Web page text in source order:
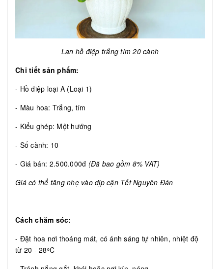
Lan hồ điệp trắng tím 20 cành
Chi tiết sản phẩm:
- Hồ điệp loại A (Loại 1)
- Màu hoa: Trắng, tím
- Kiểu ghép: Một hướng
- Số cành: 10
- Giá bán: 2.500.000đ (Đã bao gồm 8% VAT)
Giá có thể tăng nhẹ vào dịp cận Tết Nguyên Đán
Cách chăm sóc:
- Đặt hoa nơi thoáng mát, có ánh sáng tự nhiên, nhiệt độ
từ 20 - 28oC